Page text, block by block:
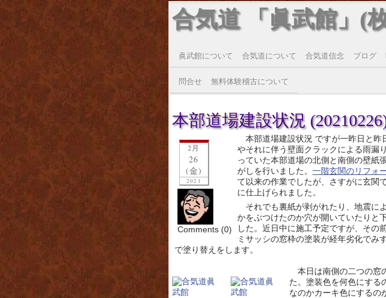
合気道 「眞武館」(
眞武館について 合気道について 合気道信念 ブログ
問合せ 無料体験稽古について
本部道場建設状況
2月
26
(金)
2021
Comments (0)
本部道場建設状況 ですが一昨日と昨
やそれに伴う壁面クラックによる雨漏
っていた本部道場の北側と南側の壁紙
がしを行いました。 一階玄関のリフォ
て以来の作業でしたが、さすがに玄関
に仕上げられました。
それでも裏紙が剥がれたり、地震に
かをぶつけたのか穴が開いていたりと
した。近日中に施工予定ですが、その
ミサッシの窓枠の塗装が経年劣化でみ
で塗り替えをします。
本日は南側の二つの窓
た。塗装色を何色にする
なのかカーキ色にするの